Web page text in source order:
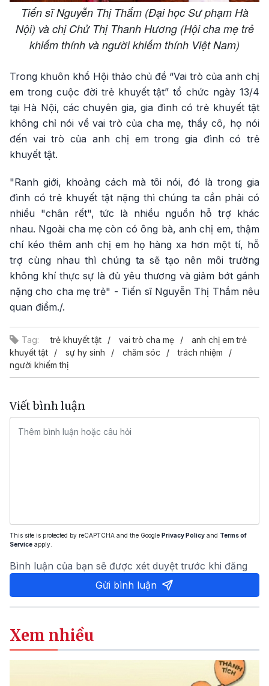
Tiến sĩ Nguyễn Thị Thắm (Đại học Sư phạm Hà
Nội) và chị Chử Thị Thanh Hương (Hội cha mẹ trẻ
khiếm thính và người khiếm thính Việt Nam)
Trong khuôn khổ Hội thảo chủ đề “Vai trò của anh chị
em trong cuộc đời trẻ khuyết tật” tổ chức ngày 13/4
tại Hà Nội, các chuyên gia, gia đình có trẻ khuyết tật
không chỉ nói về vai trò của cha mẹ, thầy cô, họ nói
đến vai trò của anh chị em trong gia đình có trẻ
khuyết tật.
"Ranh giới, khoảng cách mà tôi nói, đó là trong gia
đình có trẻ khuyết tật nặng thì chúng ta cần phải có
nhiều "chân rết", tức là nhiều nguồn hỗ trợ khác
nhau. Ngoài cha mẹ còn có ông bà, anh chị em, thậm
chí kéo thêm anh chị em họ hàng xa hơn một tí, hỗ
trợ cùng nhau thì chúng ta sẽ tạo nên môi trường
không khí thực sự là đủ yêu thương và giảm bớt gánh
nặng cho cha mẹ trẻ" - Tiến sĩ Nguyễn Thị Thắm nêu
quan điểm./.
Tag: trẻ khuyết tật vai trò cha mẹ
anh chị em trẻ
khuyết tật
sự hy sinh chăm sóc
trách nhiệm
người khiếm thị
Viết bình luận
This site is protected by reCAPTCHA and the Google Privacy Policy and Terms of
Service apply.
Bình luận của bạn sẽ được xét duyệt trước khi đăng
Gửi bình luận
Xem nhiều